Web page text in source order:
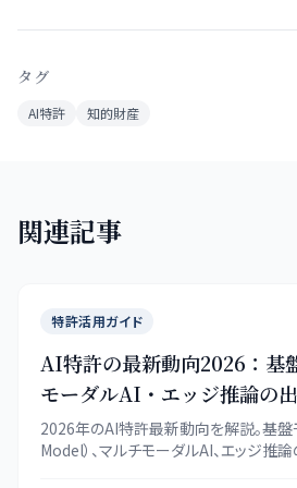
タグ
AI特許 知的財産
関連記事
特許活用ガイド
AI特許の最新動向2026：基
モーダルAI・エッジ推論の
2026年のAI特許最新動向を解説。基
Model）、マルチモーダルAI、エッジ推